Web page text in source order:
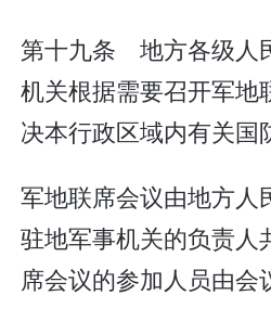
第十九条 地方各级人
机关根据需要召开军地
决本行政区域内有关国
军地联席会议由地方人
驻地军事机关的负责人
席会议的参加人员由会